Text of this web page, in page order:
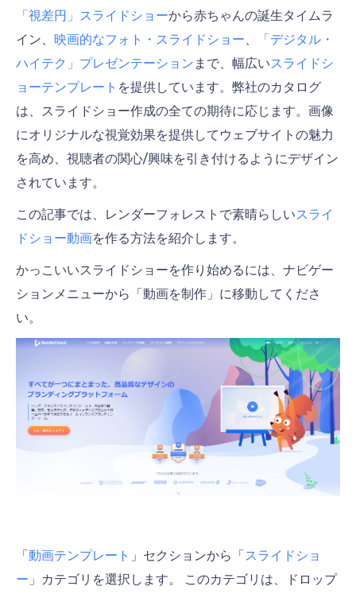
「視差円」スライドショーから赤ちゃんの誕生タイムラ
イン、 映画的なフォト・スライドショー、
「デジタル・
ハイテク」プレゼンテーション まで、幅広いスライドシ
ョーテンプレート を提供しています。弊社のカタログ
は、スライドショー作成の全ての期待に応じます。画像
にオリジナルな視覚効果を提供してウェブサイトの魅力
を高め、視聴者の関心/興味を引き付けるようにデザイン
されています。
この記事では、レンダーフォレストで素晴らしいスライ
ドショー動画を作る方法を紹介します。
かっこいいスライドショーを作り始めるには、ナビゲー
ションメニューから「動画を制作」に移動してくださ
い。
「動画テンプレート 」セクションから「スライドショ
ー 」カテゴリを選択します。 このカテゴリは、ドロップ